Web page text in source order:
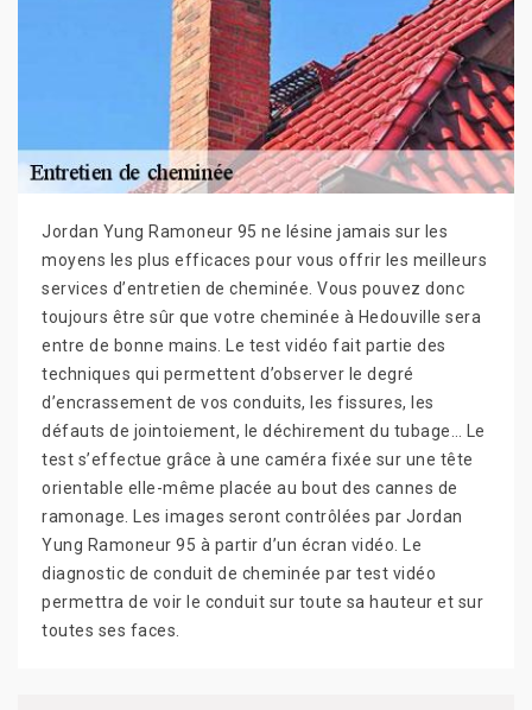
Jordan Yung Ramoneur 95 ne lésine jamais sur les
moyens les plus efficaces pour vous offrir les meilleurs
services d’entretien de cheminée. Vous pouvez donc
toujours être sûr que votre cheminée à Hedouville sera
entre de bonne mains. Le test vidéo fait partie des
techniques qui permettent d’observer le degré
d’encrassement de vos conduits, les fissures, les
défauts de jointoiement, le déchirement du tubage… Le
test s’effectue grâce à une caméra fixée sur une tête
orientable elle-même placée au bout des cannes de
ramonage. Les images seront contrôlées par Jordan
Yung Ramoneur 95 à partir d’un écran vidéo. Le
diagnostic de conduit de cheminée par test vidéo
permettra de voir le conduit sur toute sa hauteur et sur
toutes ses faces.